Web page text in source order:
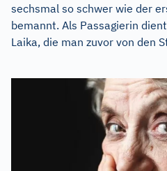
sechsmal so schwer wie der
bemannt. Als Passagierin
Laika, die man zuvor von den